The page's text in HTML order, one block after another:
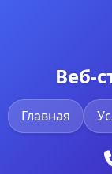
Веб-
Главная